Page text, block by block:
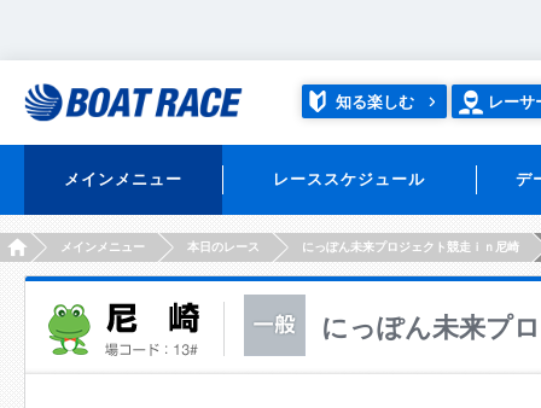
知る楽しむ レーサ
メインメニュー レーススケジュール デ
HOMEメインメニュー 本日のレース にっぽん未来プロジェクト競走ｉｎ尼崎
にっぽん未来プ